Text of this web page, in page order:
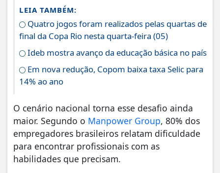
LEIA TAMBÉM:
Quatro jogos foram realizados pelas quartas de
final da Copa Rio nesta quarta-feira (05)
Ideb mostra avanço da educação básica no país
Em nova redução, Copom baixa taxa Selic para
14% ao ano
O cenário nacional torna esse desafio ainda
maior. Segundo o Manpower Group, 80% dos
empregadores brasileiros relatam dificuldade
para encontrar profissionais com as
habilidades que precisam.